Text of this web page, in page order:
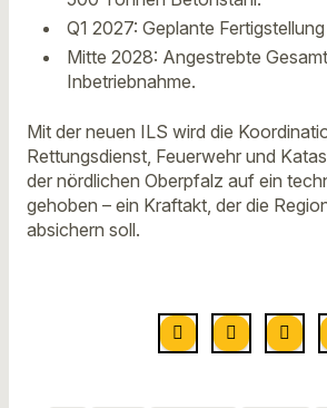
Q1 2027: Geplante
Mitte 2028: Angestrebte
Inbetriebnahme.
Mit der neuen ILS wird die
Rettungsdienst, Feuerwehr und
der nördlichen Oberpfalz auf ein
gehoben – ein Kraftakt, der die
absichern soll.